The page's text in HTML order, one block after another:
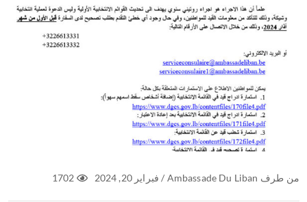
من طرف Ambassade Du Liban
/ فبراير 20, 2024